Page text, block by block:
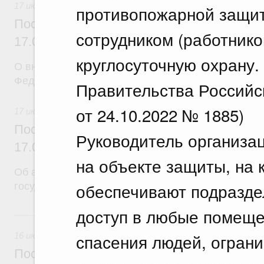
противопожарной
сотрудником
круглосуточную
Правительства
от 24.10.2022 № 1885)
Руководитель
на объекте защиты, на
обеспечивают
доступ в любые
спасения людей,
Постановление Правительства
17.07.2026 г. № 902
О внесении изменений в постановление
Постановление Правительства
17.07.2026 г. № 901
Об авансировании
государственного контракта
16 июля, четверг
Постановление Правительства